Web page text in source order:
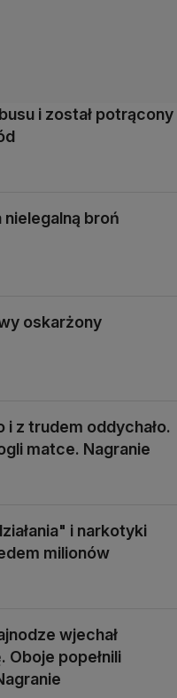
i został potrącony
nielegalną broń
oskarżony
i z trudem oddychało.
matce. Nagranie
i narkotyki
milionów
wjechał
popełnili